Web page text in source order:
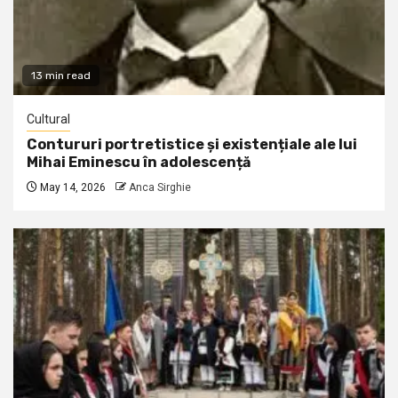
13 min read
Cultural
Contururi portretistice și existențiale ale lui
Mihai Eminescu în adolescență
May 14, 2026 Anca Sirghie